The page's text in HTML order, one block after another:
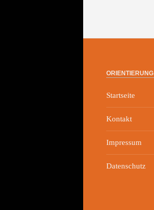
ORIENTIERUNG
Startseite
Kontakt
Impressum
Datenschutz